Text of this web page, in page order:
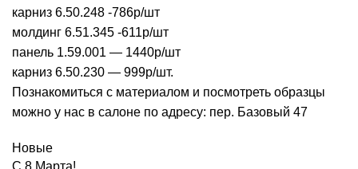
карниз 6.50.248 -786р/шт
молдинг 6.51.345 -611р/шт
панель 1.59.001 — 1440р/шт
карниз 6.50.230 — 999р/шт.
Познакомиться с материалом и посмотреть образцы
можно у нас в салоне по адресу: пер. Базовый 47
Новые
C 8 Марта!